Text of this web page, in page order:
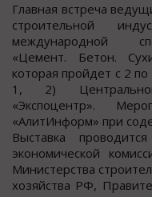
Главная встреча
строительной
международной
«Цемент. Бетон.
которая пройдет с 2
1, 2)
«Экспоцентр».
«АлитИнформ» при
Выставка
экономической
Министерства
хозяйства РФ,